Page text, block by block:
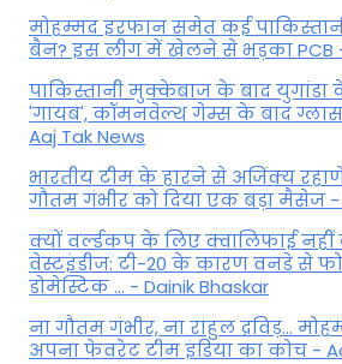
मोहम्मद इरफान समेत कई
बैन? इस लीग में खेलने से भड़का PCB
पाकिस्तानी मुक्केबाज के बाद युगांडा
'गायब', कॉमनवेल्थ गेम्स के बाद
Aaj Tak News
भारतीय टीम के हारने से अजिंक्य
गौतम गंभीर को दिया एक बड़ा मैसेज -
क्यों वर्ल्डकप के लिए क्वालिफाई नहीं
वेस्टइंडीज: टी-20 के कारण वनडे से
डोमेस्टिक ... - Dainik Bhaskar
ना गौतम गंभीर, ना राहुल द्रव‍िड़...
अपना फेवरेट टीम इंड‍िया का कोच -